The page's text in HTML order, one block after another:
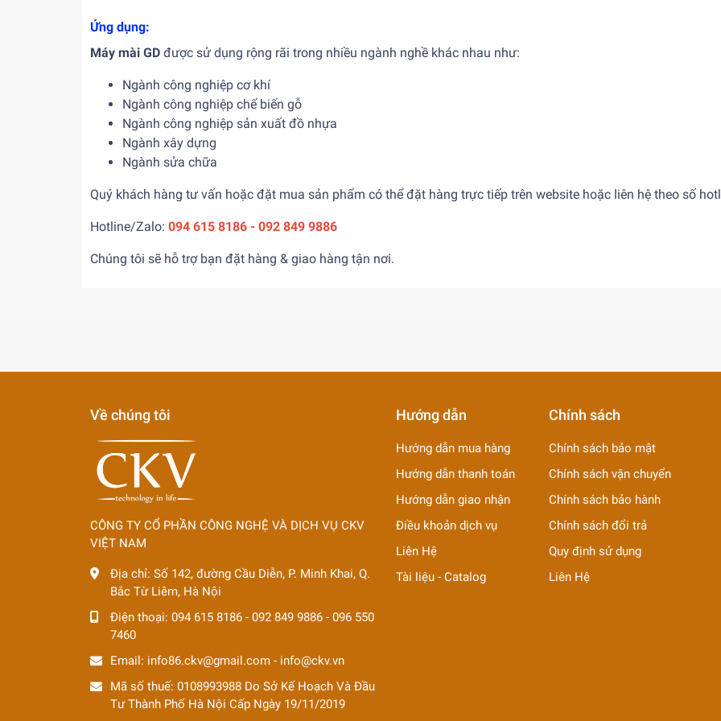
Ứng dụng:
Máy mài GD được sử dụng rộng rãi trong nhiều ngành nghề khác nhau như:
Ngành công nghiệp cơ khí
Ngành công nghiệp chế biến gỗ
Ngành công nghiệp sản xuất đồ nhựa
Ngành xây dựng
Ngành sửa chữa
Quý khách hàng tư vấn hoặc đặt mua sản phẩm có thể đặt hàng trực tiếp trên website hoặc liên hệ theo số
Hotline/Zalo: 094 615 8186 - 092 849 9886
Chúng tôi sẽ hỗ trợ bạn đặt hàng & giao hàng tận nơi.
Về chúng tôi
CÔNG TY CỔ PHẦN CÔNG NGHỆ VÀ DỊCH VỤ CKV
VIỆT NAM
Địa chỉ: Số 142, đường Cầu Diễn, P. Minh Khai, Q.
Bắc Từ Liêm, Hà Nội
Điện thoại: 094 615 8186 - 092 849 9886 - 096 550
7460
Email: info86.ckv@gmail.com - info@ckv.vn
Mã số thuế: 0108993988 Do Sở Kế Hoạch Và Đầu
Tư Thành Phố Hà Nội Cấp Ngày 19/11/2019
Hướng dẫn
Hướng dẫn mua hàng
Hướng dẫn thanh toán
Hướng dẫn giao nhận
Điều khoản dịch vụ
Liên Hệ
Tài liệu - Catalog
Chính sách
Chính sách bảo mật
Chính sách vận chuyển
Chính sách bảo hành
Chính sách đổi trả
Quy định sử dụng
Liên Hệ